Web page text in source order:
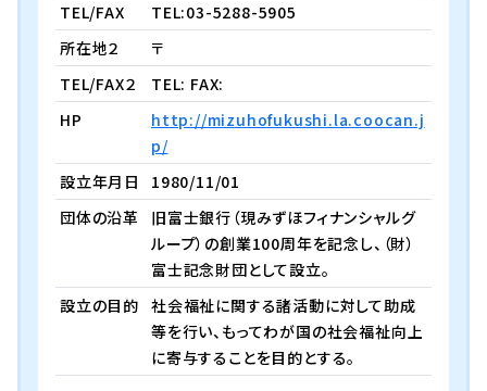
TEL/FAX
TEL:03-5288-5905
所在地２
〒
TEL/FAX２
TEL: FAX:
HP
http://mizuhofukushi.la.coocan.j
p/
設立年月日
1980/11/01
団体の沿革
旧富士銀行（現みずほフィナンシャルグ
ループ）の創業100周年を記念し、（財）
富士記念財団として設立。
設立の目的 社会福祉に関する諸活動に対して助成
等を行い、もってわが国の社会福祉向上
に寄与することを目的とする。